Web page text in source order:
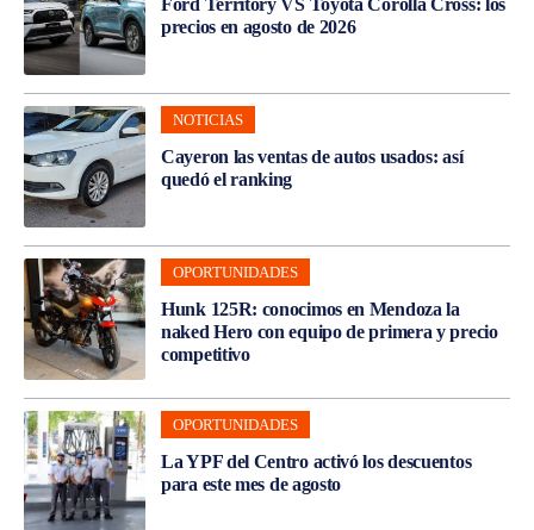
precios en agosto de 2026
NOTICIAS
Cayeron las ventas de autos usados: así
quedó el ranking
OPORTUNIDADES
Hunk 125R: conocimos en Mendoza la
naked Hero con equipo de primera y precio
competitivo
OPORTUNIDADES
La YPF del Centro activó los descuentos
para este mes de agosto